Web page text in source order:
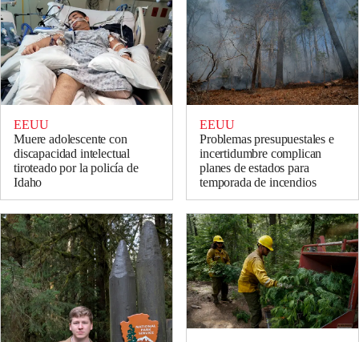
EEUU
Muere adolescente con
discapacidad intelectual
tiroteado por la policía de
Idaho
EEUU
Problemas presupuestales e
incertidumbre complican
planes de estados para
temporada de incendios